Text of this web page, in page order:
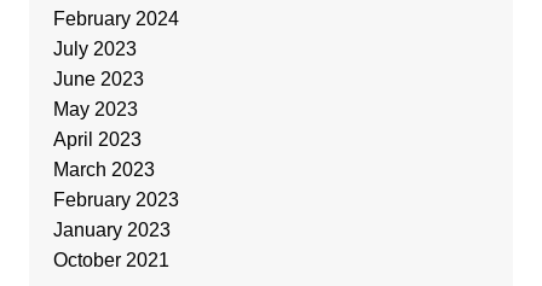
February 2024
July 2023
June 2023
May 2023
April 2023
March 2023
February 2023
January 2023
October 2021